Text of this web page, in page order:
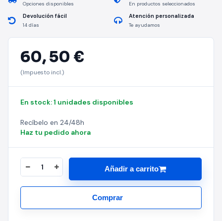
Opciones disponibles En productos seleccionados
Devolución fácil
14 días
Atención personalizada
Te ayudamos
60,50 €
(Impuesto incl.)
En stock: 1 unidades disponibles
Recíbelo en 24/48h
Haz tu pedido ahora
Añadir a carrito
Comprar